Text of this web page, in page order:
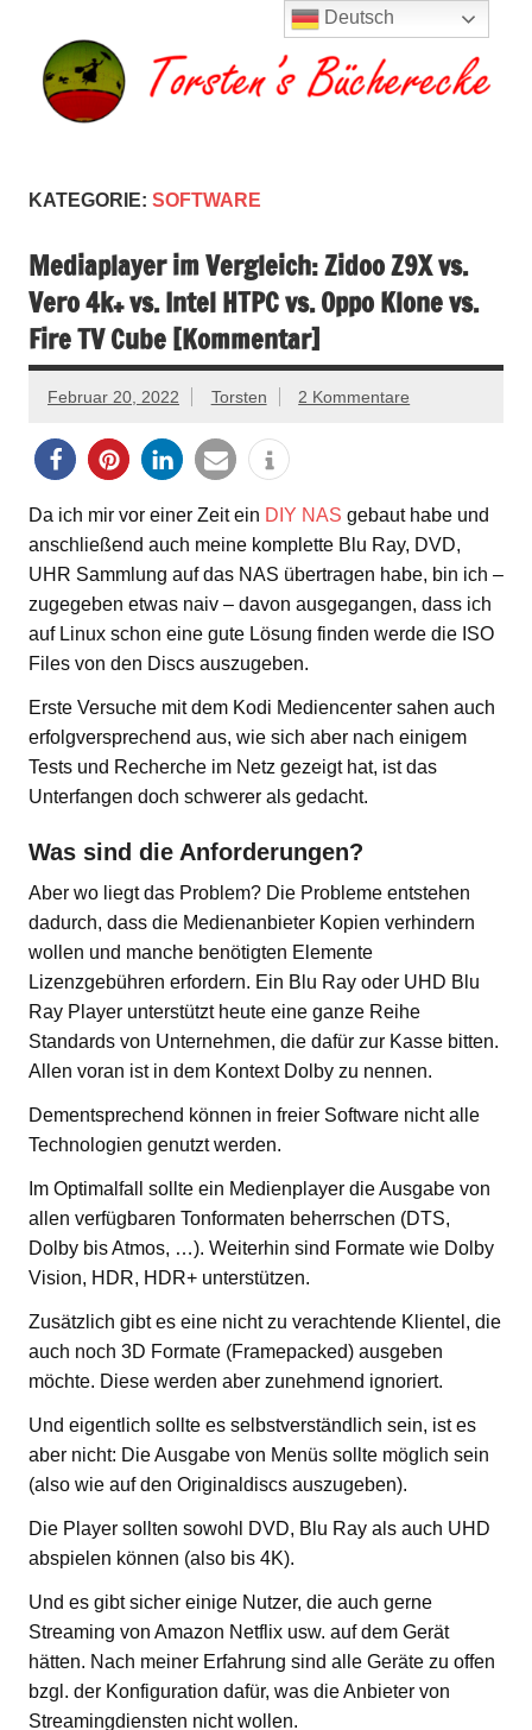
springen
KATEGORIE: SOFTWARE
Mediaplayer im Vergleich: Zidoo Z9X vs.
Vero 4k+ vs. Intel HTPC vs. Oppo Klone vs.
Fire TV Cube [Kommentar]
Februar 20, 2022 Torsten 2 Kommentare
Da ich mir vor einer Zeit ein DIY NAS gebaut habe und
anschließend auch meine komplette Blu Ray, DVD,
UHR Sammlung auf das NAS übertragen habe, bin ich –
zugegeben etwas naiv – davon ausgegangen, dass ich
auf Linux schon eine gute Lösung finden werde die ISO
Files von den Discs auszugeben.
Erste Versuche mit dem Kodi Mediencenter sahen auch
erfolgversprechend aus, wie sich aber nach einigem
Tests und Recherche im Netz gezeigt hat, ist das
Unterfangen doch schwerer als gedacht.
Was sind die Anforderungen?
Aber wo liegt das Problem? Die Probleme entstehen
dadurch, dass die Medienanbieter Kopien verhindern
wollen und manche benötigten Elemente
Lizenzgebühren erfordern. Ein Blu Ray oder UHD Blu
Ray Player unterstützt heute eine ganze Reihe
Standards von Unternehmen, die dafür zur Kasse bitten.
Allen voran ist in dem Kontext Dolby zu nennen.
Dementsprechend können in freier Software nicht alle
Technologien genutzt werden.
Im Optimalfall sollte ein Medienplayer die Ausgabe von
allen verfügbaren Tonformaten beherrschen (DTS,
Dolby bis Atmos, …). Weiterhin sind Formate wie Dolby
Vision, HDR, HDR+ unterstützen.
Zusätzlich gibt es eine nicht zu verachtende Klientel, die
auch noch 3D Formate (Framepacked) ausgeben
möchte. Diese werden aber zunehmend ignoriert.
Und eigentlich sollte es selbstverständlich sein, ist es
aber nicht: Die Ausgabe von Menüs sollte möglich sein
(also wie auf den Originaldiscs auszugeben).
Die Player sollten sowohl DVD, Blu Ray als auch UHD
abspielen können (also bis 4K).
Und es gibt sicher einige Nutzer, die auch gerne
Streaming von Amazon Netflix usw. auf dem Gerät
hätten. Nach meiner Erfahrung sind alle Geräte zu offen
bzgl. der Konfiguration dafür, was die Anbieter von
Streamingdiensten nicht wollen.
Deutsch